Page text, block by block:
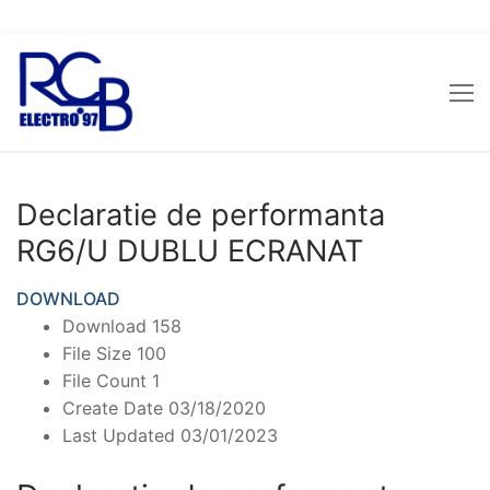
Sari
conținut
Declaratie de performanta
RG6/U DUBLU ECRANAT
DOWNLOAD
Download 158
File Size 100
File Count 1
Create Date 03/18/2020
Last Updated 03/01/2023